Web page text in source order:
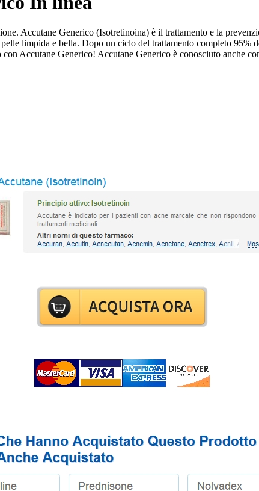
Accutane Generico (Isotretinoina) è il trattamento e la
limpida e bella. Dopo un ciclo del trattamento completo 95%
Accutane Generico! Accutane Generico è conosciuto anche